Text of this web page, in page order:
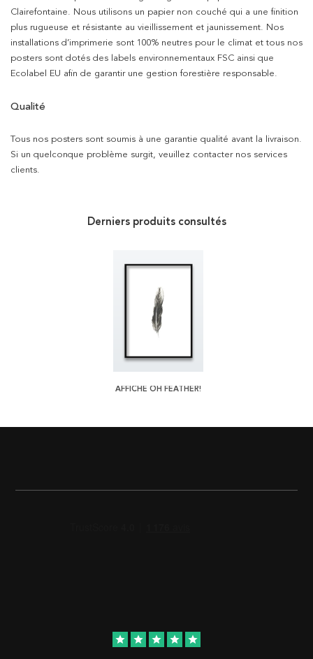
Clairefontaine. Nous utilisons un papier non couché qui a une finition
plus rugueuse et résistante au vieillissement et jaunissement. Nos
installations d’imprimerie sont 100% neutres pour le climat et tous nos
posters sont dotés des labels environnementaux FSC ainsi que
Ecolabel EU afin de garantir une gestion forestière responsable.
Qualité
Tous nos posters sont soumis à une garantie qualité avant la livraison.
Si un quelconque problème surgit, veuillez contacter nos services
clients.
Derniers produits consultés
AFFICHE OH FEATHER!
star star star star star